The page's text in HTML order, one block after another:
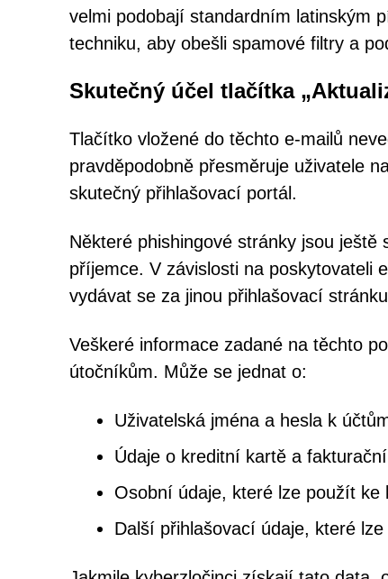
velmi podobají standardním latinským
techniku, aby obešli spamové filtry a
Skutečný účel tlačítka
Tlačítko vložené do těchto e-mailů
pravděpodobně přesměruje uživatele
skutečný přihlašovací portál.
Některé phishingové stránky jsou
příjemce. V závislosti na poskytovateli
vydávat se za jinou přihlašovací
Veškeré informace zadané na těchto
útočníkům. Může se jednat o:
Uživatelská jména a hesla k
Údaje o kreditní kartě a
Osobní údaje, které lze použít ke
Další přihlašovací údaje, které